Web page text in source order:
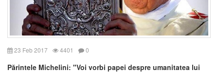
23 Feb 2017 4401 0
Părintele Michelini: "Voi vorbi papei despre umanitatea lui